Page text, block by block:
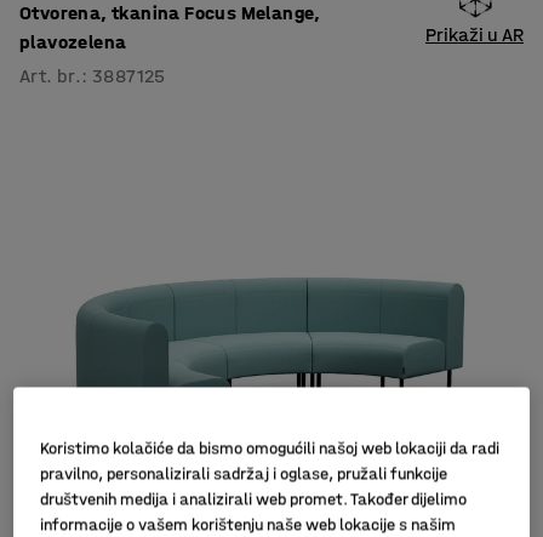
Otvorena, tkanina Focus Melange,
plavozelena
Art. br. : 3887125
Prikaži u AR
Koristimo kolačiće da bismo omogućili našoj web lokaciji da radi
pravilno, personalizirali sadržaj i oglase, pružali funkcije
društvenih medija i analizirali web promet. Također dijelimo
informacije o vašem korištenju naše web lokacije s našim